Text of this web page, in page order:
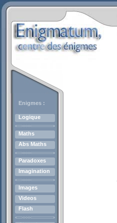
Enigmes :
Logique
Maths
Abs Maths
Paradoxes
Imagination
Images
Videos
Flash